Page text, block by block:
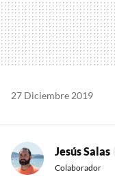
27 Diciembre 2019
Jesús Salas
Colaborador